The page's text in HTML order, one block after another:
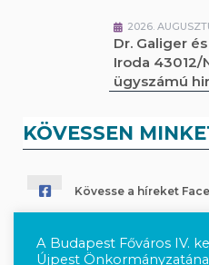
2026.
Dr. Galiger
Iroda 43012/
ügyszámú
KÖVESSEN
Kövesse a híreket
A Budapest Főváros IV.
Újpest